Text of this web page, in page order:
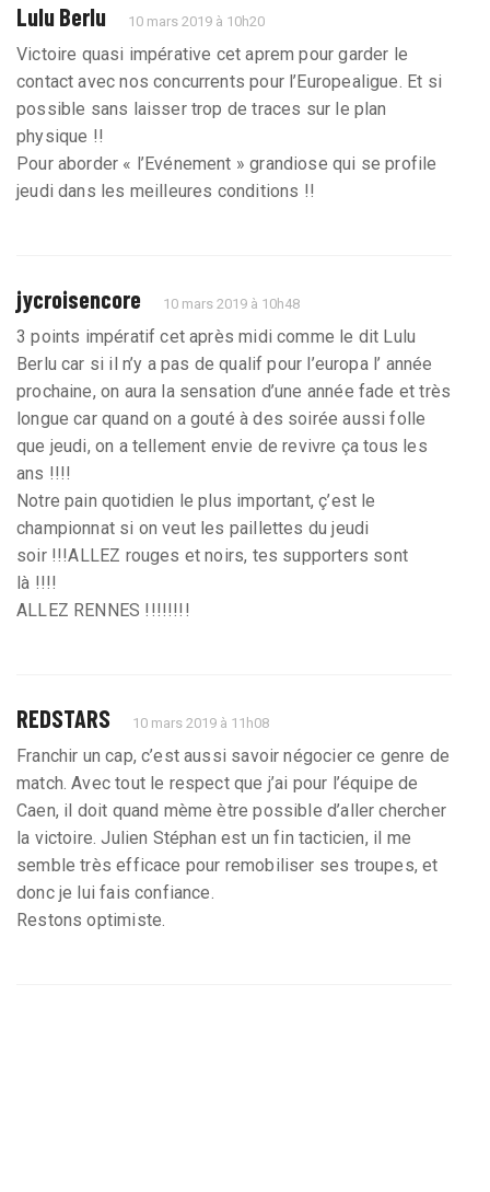
Lulu Berlu 10 mars 2019 à 10h20
Victoire quasi impérative cet aprem pour garder le
contact avec nos concurrents pour l’Europealigue. Et si
possible sans laisser trop de traces sur le plan
physique !!
Pour aborder « l’Evénement » grandiose qui se profile
jeudi dans les meilleures conditions !!
jycroisencore 10 mars 2019 à 10h48
3 points impératif cet après midi comme le dit Lulu
Berlu car si il n’y a pas de qualif pour l’europa l’ année
prochaine, on aura la sensation d’une année fade et très
longue car quand on a gouté à des soirée aussi folle
que jeudi, on a tellement envie de revivre ça tous les
ans !!!!
Notre pain quotidien le plus important, ç’est le
championnat si on veut les paillettes du jeudi
soir !!!ALLEZ rouges et noirs, tes supporters sont
là !!!!
ALLEZ RENNES !!!!!!!!
REDSTARS 10 mars 2019 à 11h08
Franchir un cap, c’est aussi savoir négocier ce genre de
match. Avec tout le respect que j’ai pour l’équipe de
Caen, il doit quand mème ètre possible d’aller chercher
la victoire. Julien Stéphan est un fin tacticien, il me
semble très efficace pour remobiliser ses troupes, et
donc je lui fais confiance.
Restons optimiste.